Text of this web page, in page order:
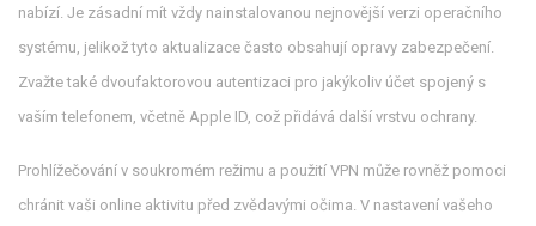
nabízí. Je zásadní mít vždy nainstalovanou nejnovější verzi operačního
systému, jelikož tyto aktualizace často obsahují opravy zabezpečení.
Zvažte také dvoufaktorovou autentizaci pro jakýkoliv účet spojený s
vaším telefonem, včetně Apple ID, což přidává další vrstvu ochrany.
Prohlížečování v soukromém režimu a použití VPN může rovněž pomoci
chránit vaši online aktivitu před zvědavými očima. V nastavení vašeho